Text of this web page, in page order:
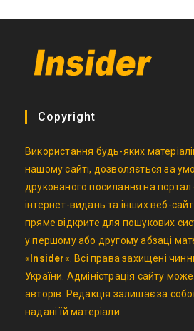
Copyright
Використання будь-яких
нашому сайті, дозволяється за
друкованого посилання на портал
інтернет-видань та інших веб-
пряме відкрите для пошукових
у першому або другому абзаці
« Insider«. Всі права захищені
України. Адміністрація сайту
авторів. Редакція залишає за
надані їй матеріали.